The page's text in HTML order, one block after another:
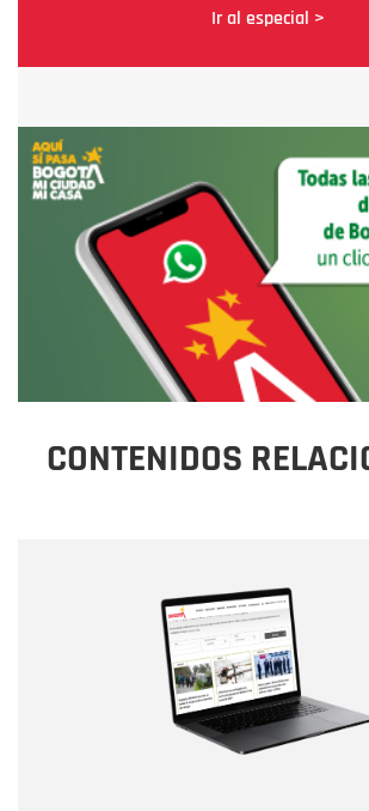
Ir al especial >
CONTENIDOS
Correo electrónico
Tipo de comentario